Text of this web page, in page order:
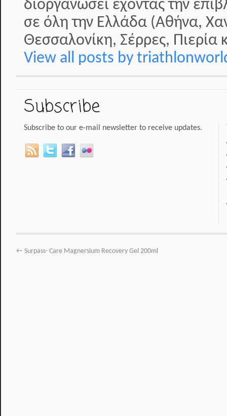
διοργανώσει έχοντας την
σε όλη την Ελλάδα (Αθήνα,
Θεσσαλονίκη, Σέρρες, Πιερία
View all posts by
Subscribe
Subscribe to our e-mail newsletter to receive updates.
← Surpass- Care Magnersium Recovery Gel 200ml